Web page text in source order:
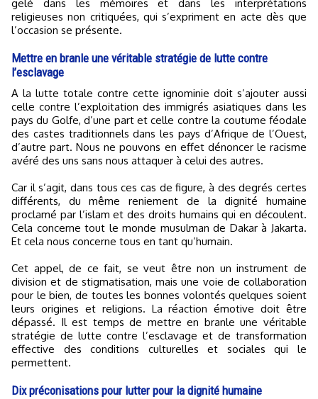
gelé dans les mémoires et dans les interprétations
religieuses non critiquées, qui s’expriment en acte dès que
l’occasion se présente.
Mettre en branle une véritable stratégie de lutte contre
l’esclavage
A la lutte totale contre cette ignominie doit s’ajouter aussi
celle contre l’exploitation des immigrés asiatiques dans les
pays du Golfe, d’une part et celle contre la coutume féodale
des castes traditionnels dans les pays d’Afrique de l’Ouest,
d’autre part. Nous ne pouvons en effet dénoncer le racisme
avéré des uns sans nous attaquer à celui des autres.
Car il s’agit, dans tous ces cas de figure, à des degrés certes
différents, du même reniement de la dignité humaine
proclamé par l’islam et des droits humains qui en découlent.
Cela concerne tout le monde musulman de Dakar à Jakarta.
Et cela nous concerne tous en tant qu’humain.
Cet appel, de ce fait, se veut être non un instrument de
division et de stigmatisation, mais une voie de collaboration
pour le bien, de toutes les bonnes volontés quelques soient
leurs origines et religions. La réaction émotive doit être
dépassé. Il est temps de mettre en branle une véritable
stratégie de lutte contre l’esclavage et de transformation
effective des conditions culturelles et sociales qui le
permettent.
Dix préconisations pour lutter pour la dignité humaine